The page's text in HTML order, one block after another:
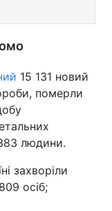
15 131 новий
померли
людини.
захворіли
осіб;